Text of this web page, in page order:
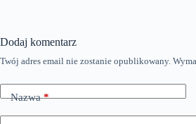
Dodaj komentarz
Twój adres email nie zostanie opublikowany.
Nazwa*